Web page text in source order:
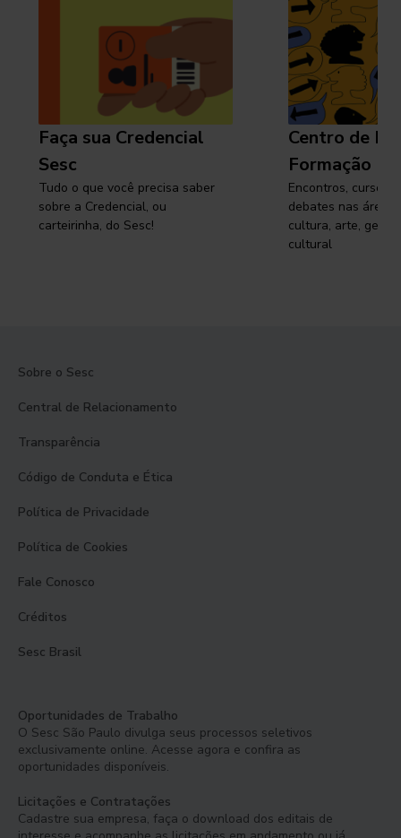
Faça sua Credencial
Sesc
Tudo o que você precisa saber
sobre a Credencial, ou
carteirinha, do Sesc!
Centro de
Formação
Encontros, cursos,
debates nas áreas
cultura, arte,
cultural
Sobre o Sesc
Central de Relacionamento
Transparência
Código de Conduta e Ética
Política de Privacidade
Política de Cookies
Fale Conosco
Créditos
Sesc Brasil
Oportunidades de Trabalho
O Sesc São Paulo divulga seus processos seletivos
exclusivamente online. Acesse agora e confira as
oportunidades disponíveis.
Licitações e Contratações
Cadastre sua empresa, faça o download dos editais de